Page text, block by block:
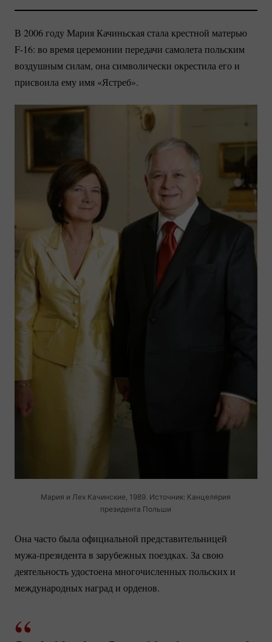
В 2006 году Мария Качиньская стала крестной матерью
F-16: во время церемонии передачи самолета польским
воздушным силам, она символически окрестила его и
присвоила ему имя «Ястреб».
Мария и Лех Качинские, 1989. Источник: Канцелярия
президента Польши
Она часто была официальной представительницей
мужа-президента в зарубежных поездках. За свою
деятельность удостоена многочисленных польских и
международных наград и орденов.